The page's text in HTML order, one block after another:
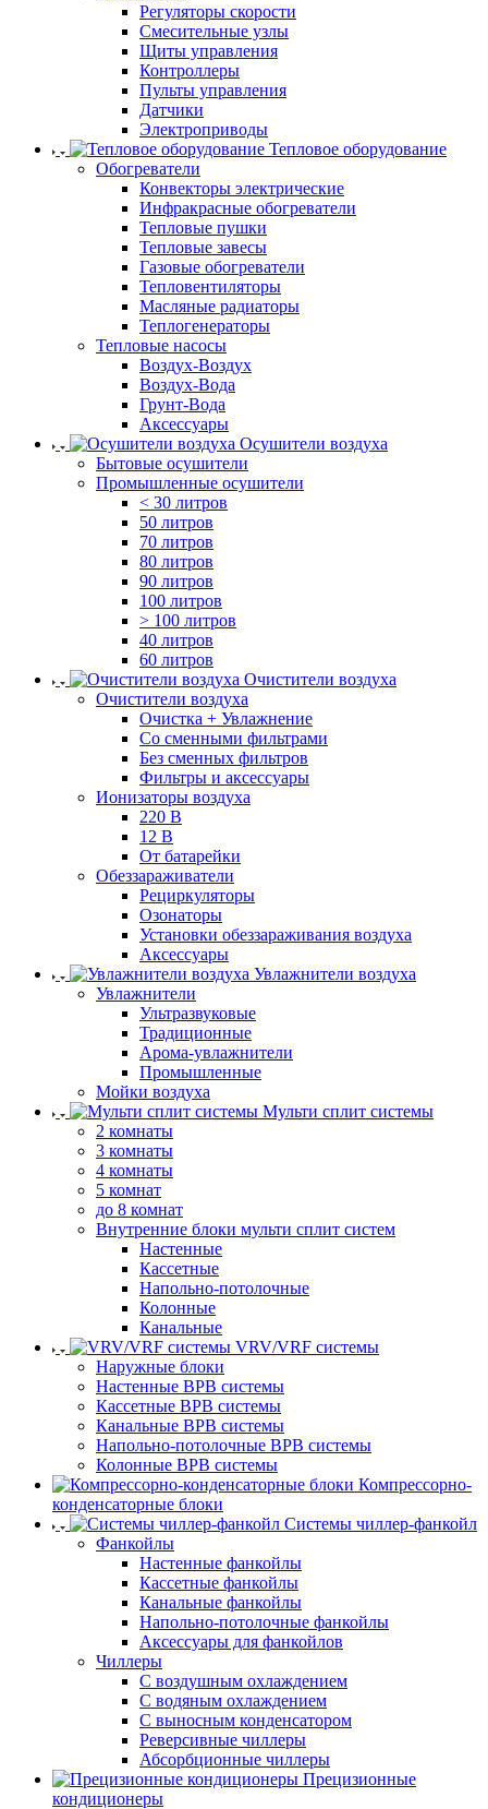
Регуляторы скорости
Смесительные узлы
Щиты управления
Контроллеры
Пульты управления
Датчики
Электроприводы
Тепловое оборудование
Обогреватели
Конвекторы электрические
Инфракрасные обогреватели
Тепловые пушки
Тепловые завесы
Газовые обогреватели
Тепловентиляторы
Масляные радиаторы
Теплогенераторы
Тепловые насосы
Воздух-Воздух
Воздух-Вода
Грунт-Вода
Аксессуары
Осушители воздуха
Бытовые осушители
Промышленные осушители
< 30 литров
50 литров
70 литров
80 литров
90 литров
100 литров
> 100 литров
40 литров
60 литров
Очистители воздуха
Очистители воздуха
Очистка + Увлажнение
Cо сменными фильтрами
Без сменных фильтров
Фильтры и аксессуары
Ионизаторы воздуха
220 В
12 В
От батарейки
Обеззараживатели
Рециркуляторы
Озонаторы
Установки обеззараживания воздуха
Аксессуары
Увлажнители воздуха
Увлажнители
Ультразвуковые
Традиционные
Арома-увлажнители
Промышленные
Мойки воздуха
Мульти сплит системы
2 комнаты
3 комнаты
4 комнаты
5 комнат
до 8 комнат
Внутренние блоки мульти сплит систем
Настенные
Кассетные
Напольно-потолочные
Колонные
Канальные
VRV/VRF системы
Наружные блоки
Настенные ВРВ системы
Кассетные ВРВ системы
Канальные ВРВ системы
Напольно-потолочные ВРВ системы
Колонные ВРВ системы
Компрессорно-
конденсаторные блоки
Системы чиллер-фанкойл
Фанкойлы
Настенные фанкойлы
Кассетные фанкойлы
Канальные фанкойлы
Напольно-потолочные фанкойлы
Аксессуары для фанкойлов
Чиллеры
С воздушным охлаждением
С водяным охлаждением
С выносным конденсатором
Реверсивные чиллеры
Абсорбционные чиллеры
Прецизионные
кондиционеры